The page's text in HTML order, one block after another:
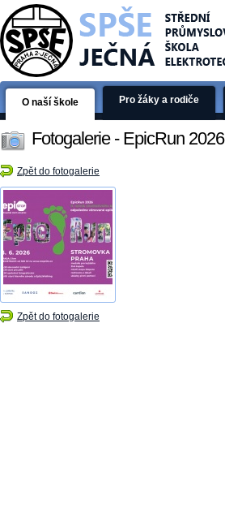
O naší škole Pro žáky a rodiče
Fotogalerie - EpicRun 2026
Zpět do fotogalerie
Zpět do fotogalerie